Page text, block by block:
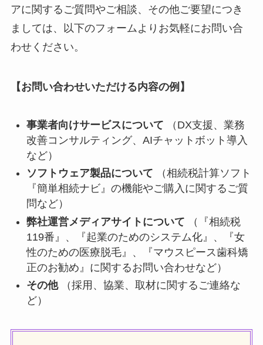
アに関するご質問やご相談、その他ご要望につき
ましては、以下のフォームよりお気軽にお問い合
わせください。
【お問い合わせいただける内容の例】
事業者向けサービスについて （DX支援、業務
改善コンサルティング、AIチャットボット導入
など）
ソフトウェア製品について （相続税計算ソフト
『簡単相続ナビ』の機能やご購入に関するご質
問など）
弊社運営メディアサイトについて （『相続税
119番』、『起業のためのシステム化』、『女
性のための医療脱毛』、『マウスピース歯科矯
正のお勧め』に関するお問い合わせなど）
その他（採用、協業、取材に関するご連絡な
ど）